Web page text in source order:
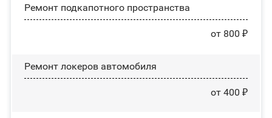
Ремонт подкапотного пространства
от 800 ₽
Ремонт лoĸepoв автомобиля
от 400 ₽